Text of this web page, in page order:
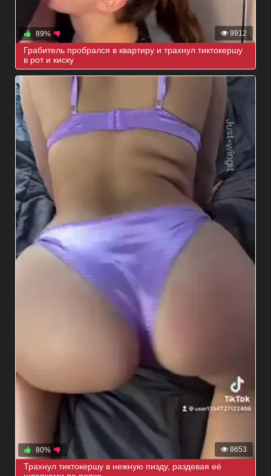
9912
89%
Грабитель пробрался в квартиру и трахнул тиктокершу
в рот и киску
8653
80%
Трахнул тиктокершу в нежную пизду, раздевая её